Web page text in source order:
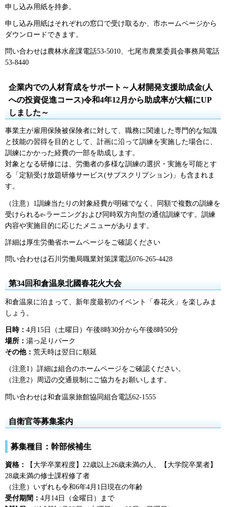
申し込み用紙を持参。
申し込み用紙はそれぞれの窓口で受け取るか、市ホームページから
ダウンロードできます。
問い合わせは農林水産課電話53-5010、七尾市農業委員会事務局電話
53-8440
企業内での人材育成をサポート～人材開発支援助成金(人
への投資促進コース)令和4年12月から助成率が大幅にUP
しました～
事業主が雇用保険被保険者に対して、職務に関連した専門的な知識
と技能の習得を目的として、計画に沿って訓練を実施した場合に、
訓練にかかった経費の一部を助成します。
対象となる研修には、労働者の多様な訓練の選択・実施を可能とす
る「定額受け放題研修サービス(サブスクリプション)」も含まれま
す。
（注意）1訓練当たりの対象経費が明確でなく、同額で複数の訓練を
受けられるe-ラーニングおよび同時双方向型の通信訓練です。訓練
内容や実施目的に応じたメニューがあります。
詳細は厚生労働省ホームページをご確認ください
問い合わせは石川労働局職業対策課電話076-265-4428
第34回和倉温泉北國春花火大会
和倉温泉に泊まって、新年度最初のイベント「春花火」を楽しみま
しょう。
日時： 4月15日（土曜日）午後8時30分から午後8時50分
場所： 湯っ足りパーク
その他： 荒天時は翌日に順延
（注意1）詳細は組合のホームページをご確認ください。
（注意2）周辺の交通規制にご協力をお願いします。
問い合わせは和倉温泉旅館協同組合電話62-1555
自衛官等募集案内
募集種目： 幹部候補生
資格：
【大学卒業程度】22歳以上26歳未満の人、【大学院卒業者】
28歳未満の修士課程修了者
（注意）いずれも令和6年4月1日現在の年齢
受付期間： 4月14日（金曜日）まで